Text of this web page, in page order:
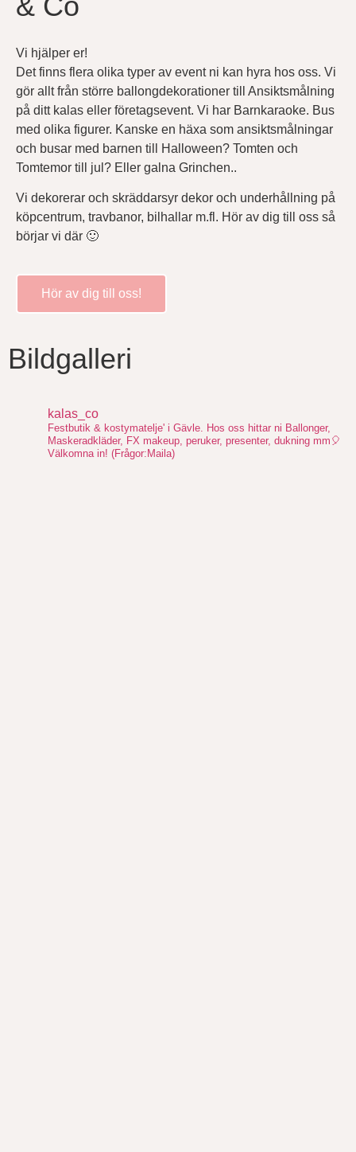
Vi hjälper er!
Det finns flera olika typer av event ni kan hyra hos oss. Vi
gör allt från större ballongdekorationer till Ansiktsmålning
på ditt kalas eller företagsevent. Vi har Barnkaraoke. Bus
med olika figurer. Kanske en häxa som ansiktsmålningar
och busar med barnen till Halloween? Tomten och
Tomtemor till jul? Eller galna Grinchen..
Vi dekorerar och skräddarsyr dekor och underhållning på
köpcentrum, travbanor, bilhallar m.fl. Hör av dig till oss så
börjar vi där 🙂
Hör av dig till oss!
Bildgalleri
kalas_co
Festbutik & kostymatelje' i Gävle. Hos oss hittar ni Ballonger,
Maskeradkläder, FX makeup, peruker, presenter, dukning mm🎈
Välkomna in! (Frågor:Maila)